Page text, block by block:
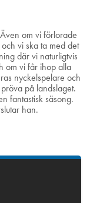
om vi förlorade
vi ska ta med det
där vi naturligtvis
om vi får ihop alla
nyckelspelare och
på landslaget.
fantastisk säsong.
han.